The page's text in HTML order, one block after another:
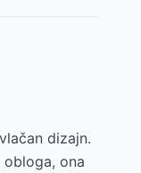
dizajn.
ona